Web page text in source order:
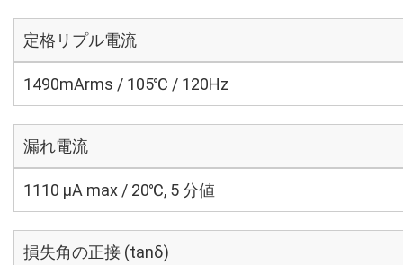
定格リプル電流
1490mArms / 105℃ / 120Hz
漏れ電流
1110 μA max / 20℃, 5 分値
損失角の正接 (tanδ)